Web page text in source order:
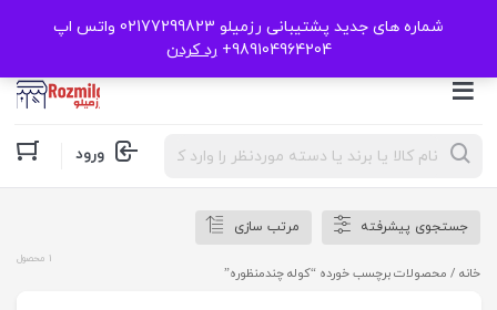
شماره های جدید پشتیبانی رزمیلو 02177299823 واتس اپ
989104964204+
رد کردن
Products
search ورود
جستجوی پیشرفته مرتب سازی
خانه / محصولات برچسب خورده “کوله چندمنظوره”
1 محصول